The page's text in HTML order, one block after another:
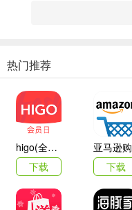
英雄血战手游特色
热门推荐
higo(全球购)
下载
下载